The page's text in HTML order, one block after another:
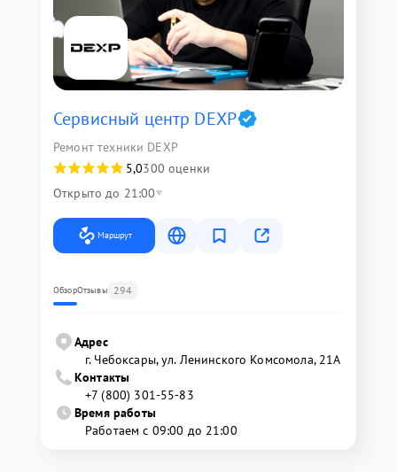
Сервисный центр DEXP
Ремонт техники DEXP
5,0300 оценки
Открыто до 21:00
Маршрут
ОбзорОтзывы 294
Адрес
г. Чебоксары, ул. Ленинского Комсомола, 21А
Контакты
+7 (800) 301-55-83
Время работы
Работаем с 09:00 до 21:00